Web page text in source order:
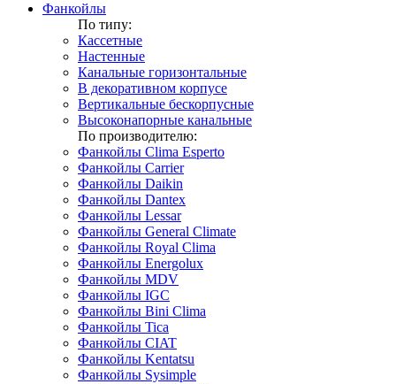
Фанкойлы
По типу:
Кассетные
Настенные
Канальные горизонтальные
В декоративном корпусе
Вертикальные бескорпусные
Высоконапорные канальные
По производителю:
Фанкойлы Clima Esperto
Фанкойлы Carrier
Фанкойлы Daikin
Фанкойлы Dantex
Фанкойлы Lessar
Фанкойлы General Climate
Фанкойлы Royal Clima
Фанкойлы Energolux
Фанкойлы MDV
Фанкойлы IGC
Фанкойлы Bini Clima
Фанкойлы Tica
Фанкойлы CIAT
Фанкойлы Kentatsu
Фанкойлы Sysimple